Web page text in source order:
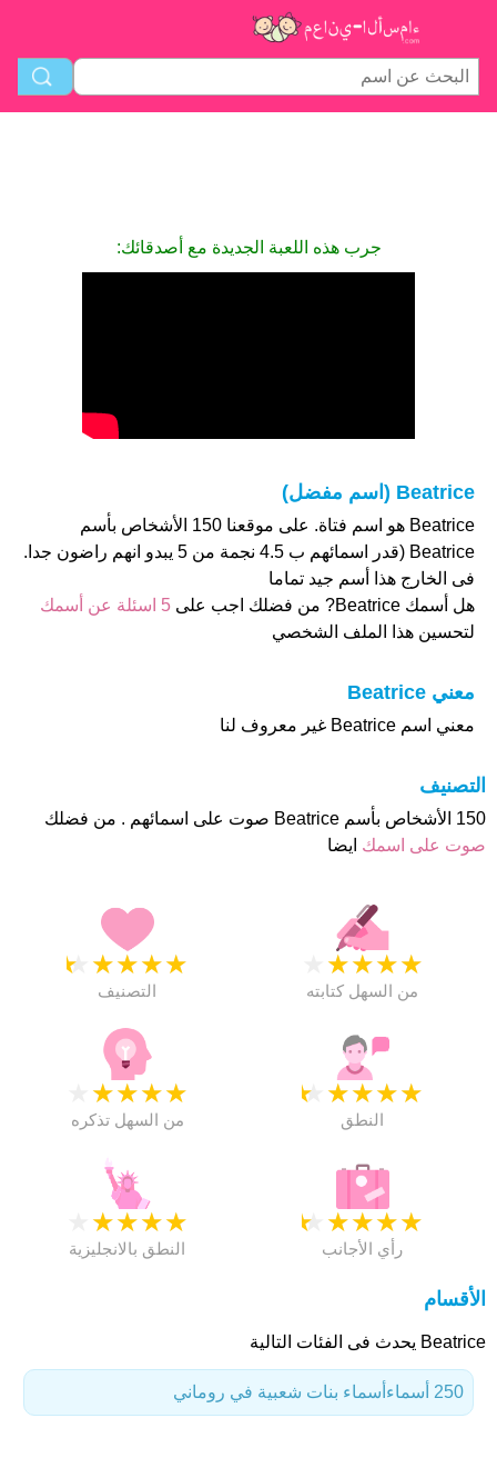
جرب هذه اللعبة الجديدة مع أصدقائك:
Beatrice (اسم مفضل)
Beatrice هو اسم فتاة. على موقعنا 150 الأشخاص بأسم
Beatrice (قدر اسمائهم ب 4.5 نجمة من 5 يبدو انهم راضون جدا.
فى الخارج هذا أسم جيد تماما
هل أسمك Beatrice? من فضلك اجب على
5 اسئلة عن أسمك
لتحسين هذا الملف الشخصي
معني Beatrice
معني اسم Beatrice غير معروف لنا
التصنيف
150 الأشخاص بأسم Beatrice صوت على اسمائهم . من فضلك
صوت على اسمك ايضا
★
★
★
★
★
التصنيف
★
★
★
★
من السهل كتابته
★
★
★
★
من السهل تذكره
★
★
★
★
★
النطق
★
★
★
★
النطق بالانجليزية
★
★
★
★
★
رأي الأجانب
الأقسام
Beatrice يحدث فى الفئات التالية
أسماء بنات شعبية في روماني 250 أسماء